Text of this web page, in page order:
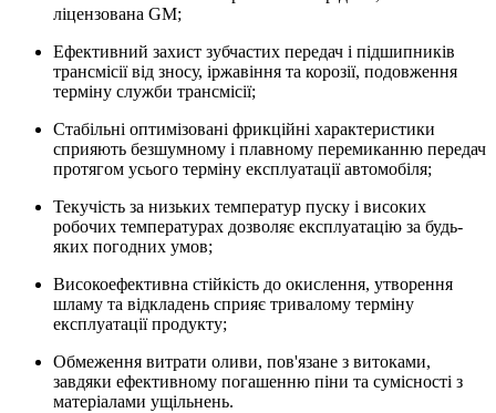
ліцензована GM;
Ефективний захист зубчастих передач і підшипників
трансмісії від зносу, іржавіння та корозії, подовження
терміну служби трансмісії;
Стабільні оптимізовані фрикційні характеристики
сприяють безшумному і плавному перемиканню передач
протягом усього терміну експлуатації автомобіля;
Текучість за низьких температур пуску і високих
робочих температурах дозволяє експлуатацію за будь-
яких погодних умов;
Високоефективна стійкість до окислення, утворення
шламу та відкладень сприяє тривалому терміну
експлуатації продукту;
Обмеження витрати оливи, пов'язане з витоками,
завдяки ефективному погашенню піни та сумісності з
матеріалами ущільнень.